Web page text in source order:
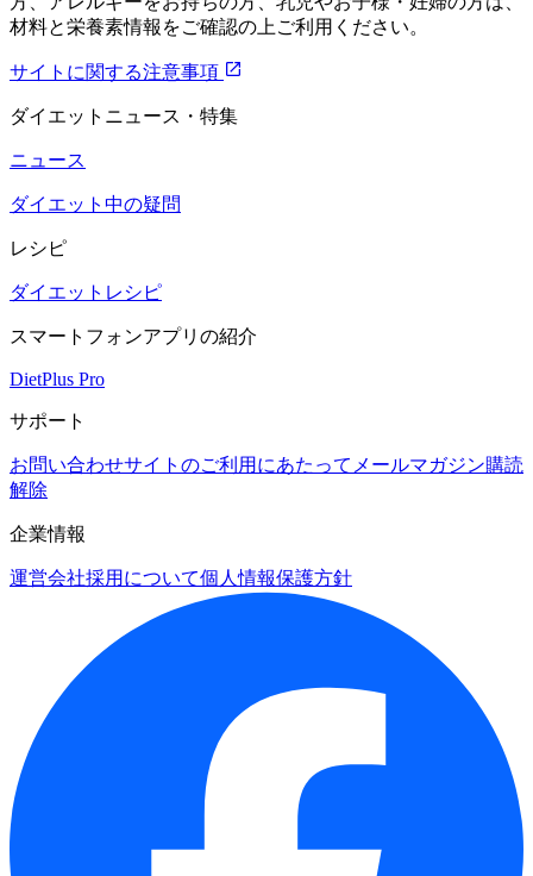
材料と栄養素情報をご確認の上ご利用ください。
サイトに関する注意事項
ダイエットニュース・特集
ニュース
ダイエット中の疑問
レシピ
ダイエットレシピ
スマートフォンアプリの紹介
DietPlus Pro
サポート
お問い合わせサイトのご利用にあたって メールマガジン購読
解除
企業情報
運営会社採用について個人情報保護方針